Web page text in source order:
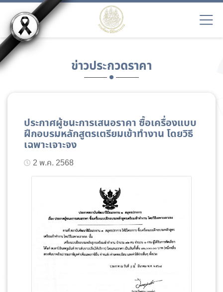
ข่าวประกวดราคา
ประกาศผู้ชนะการเสนอราคา ซื้อเครื่องแบบ
ฝึกอบรมหลักสูตรเตรียมเข้าทำงาน โดยวิธี
เฉพาะเจาะจง
2 พ.ค. 2568